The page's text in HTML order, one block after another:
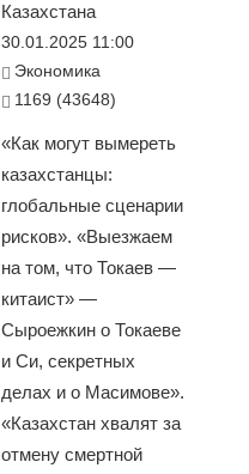
Казахстана
30.01.2025 11:00
Экономика
1169 (43648)
«Как могут вымереть
казахстанцы:
глобальные сценарии
рисков». «Выезжаем
на том, что Токаев —
китаист» —
Сыроежкин о Токаеве
и Си, секретных
делах и о Масимове».
«Казахстан хвалят за
отмену смертной